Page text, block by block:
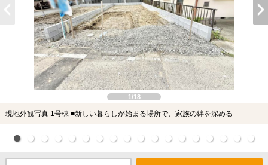
1/18
現地外観写真 1号棟 ■新しい暮らしが始まる場所で、家族の絆を深める